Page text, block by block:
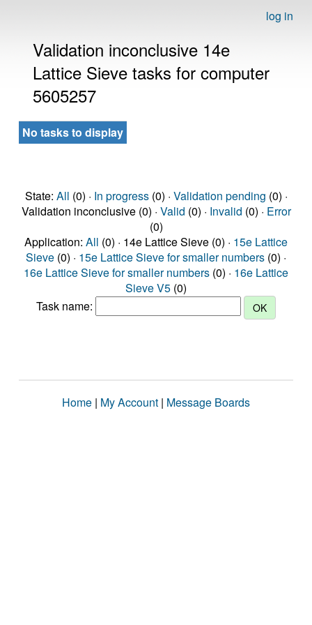
log in
Validation inconclusive 14e
Lattice Sieve tasks for computer
5605257
No tasks to display
State: All (0) · In progress(0) · Validation pending (0) ·
Validation inconclusive (0) · Valid (0) · Invalid (0) · Error
(0)
Application: All (0) · 14e Lattice Sieve (0) · 15e Lattice
Sieve (0) · 15e Lattice Sieve for smaller numbers (0) ·
16e Lattice Sieve for smaller numbers (0) · 16e Lattice
Sieve V5 (0)
Task name:
Home | My Account | Message Boards